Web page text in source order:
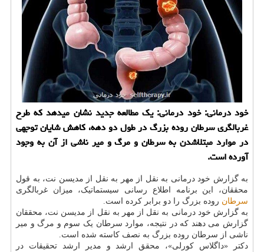
خود درمانی: خود درمانی: یک مطالعه جدید نشان میدهد که طرح
غربالگری سرطان روده بزرگ در طول دو دهه، کاهش شایان توجهی
در موارد مبتلاشدن به سرطان و مرگ و میر ناشی از آن به وجود
آورده است.
به گزارش خود درمانی به نقل از مهر به نقل از مدیسن نت، به قول
محققان، این برنامه اطلاع رسانی سیستماتیک، میزان غربالگری
سرطان روده بزرگ را دو برابر کرده است.
به گزارش خود درمانی به نقل از مهر به نقل از مدیسن نت، محققان
گزارش می دهند که در نتیجه، موارد سرطان یک سوم و مرگ و میر
ناشی از سرطان روده بزرگ به نصف کاسته شده است.
دکتر «داگلاس کورلی»، محقق ارشد و مدیر ارشد تحقیقات در